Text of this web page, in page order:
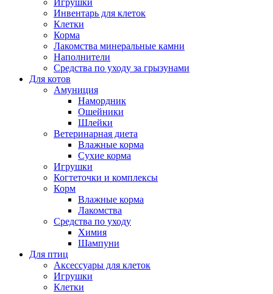
Игрушки
Инвентарь для клеток
Клетки
Корма
Лакомства минеральные камни
Наполнители
Средства по уходу за грызунами
Для котов
Амуниция
Намордник
Ошейники
Шлейки
Ветеринарная диета
Влажные корма
Сухие корма
Игрушки
Когтеточки и комплексы
Корм
Влажные корма
Лакомства
Средства по уходу
Химия
Шампуни
Для птиц
Аксессуары для клеток
Игрушки
Клетки